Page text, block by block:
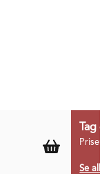
Tag 6
Prisen
Se alle